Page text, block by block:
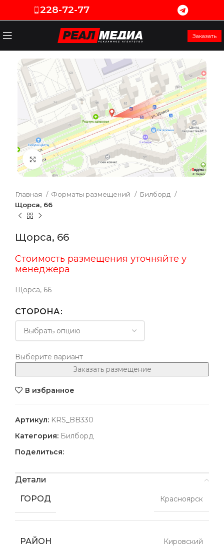
228-72-77
Заказать
Увеличить
Главная Форматы размещений
Билборд
Щорса, 66
Щорса, 66
Стоимость размещения уточняйте у
менеджера
Щорса, 66
СТОРОНА
Выберите вариант
Заказать размещение
В избранное
Артикул: KRS_BB330
Категория: Билборд
Поделиться:
Детали
ГОРОД
Красноярск
РАЙОН Кировский